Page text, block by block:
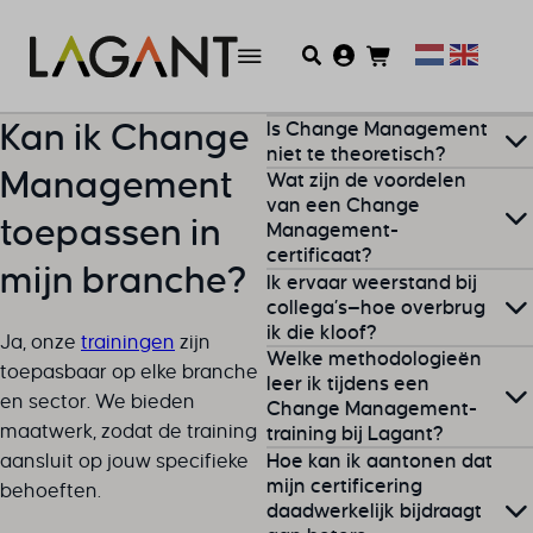
Kan ik Change
Management
toepassen in
mijn branche?
Ja, onze trainingen zijn
toepasbaar op elke branche
en sector. We bieden
maatwerk, zodat de training
aansluit op jouw specifieke
behoeften.
Is Change Management
niet te theoretisch?
Bij Lagant combineren we
theoriemet praktische
voorbeelden. Door onze
flipped classroom-methode
leer je hoe je de stof direct
toepast in je werk.
Wat zijn de voordelen
van een Change
Management-
certificaat?
Een certificaat toont je
vaardigheden
je een sterke uitgangspositie
in je carrière. Het vergroot je
kansen op promotie en
succes bij
verandermanagement.
Ik ervaar weerstand bij
collega’s—hoe overbrug
ik die kloof?
Weerstand is vaak een teken
dat mensen niet volledig
begrijpen waarom een
verandering nodig is. Ga in
gesprek, luister naar hun
Welke methodologieën
leer ik tijdens een
Change Management-
training bij Lagant?
We richten ons op bewezen
methoden zoals Prosci’s
Hoe kan ik aantonen dat
mijn certificering
daadwerkelijk bijdraagt